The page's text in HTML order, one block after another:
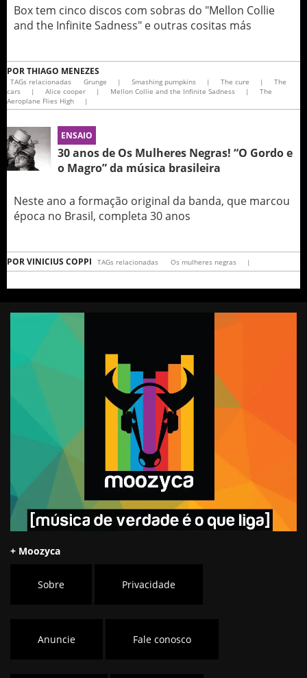
Box tem cinco discos com sobras do "Mellon Collie
and the Infinite Sadness" e outras cositas más
PORTHIAGO MENEZES
TAGs relacionadas Grunge | Smashing pumpkins | The cure |
The
cars
| Alice cooper | Mellon Collie and the Infinite Sadness |
The
Aeroplane Flies High
|
ENSAIO
30 anos de Os Mulheres Negras! “O Gordo e
o Magro” da música brasileira
Neste ano a formação original da banda, que marcou
época no Brasil, completa 30 anos
PORVINICIUS COPPI TAGs relacionadas Os mulheres negras |
+ Moozyca
Sobre Privacidade
Anuncie Fale conosco